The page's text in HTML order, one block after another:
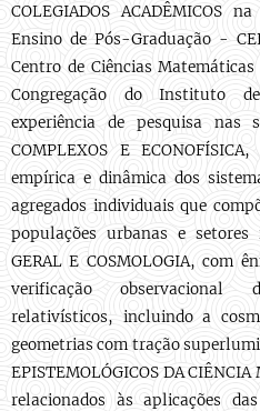
COLEGIADOS ACADÊMICOS
Ensino de Pós-Graduação -
Centro de Ciências
Congregação do Instituto
experiência de pesquisa nas
COMPLEXOS E
empírica e dinâmica dos
agregados individuais que
populações urbanas e setores
GERAL E COSMOLOGIA, com
verificação observacional
relativísticos, incluindo a
geometrias com tração
EPISTEMOLÓGICOS DA
relacionados às aplicações